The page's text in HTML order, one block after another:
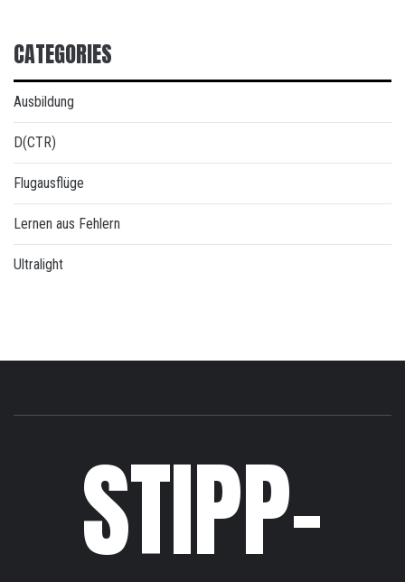
CATEGORIES
Ausbildung
D(CTR)
Flugausflüge
Lernen aus Fehlern
Ultralight
STIPP-